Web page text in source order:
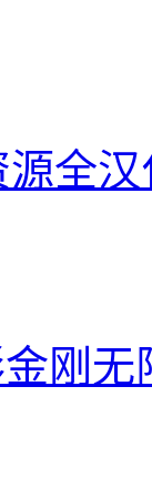
全汉
刚无